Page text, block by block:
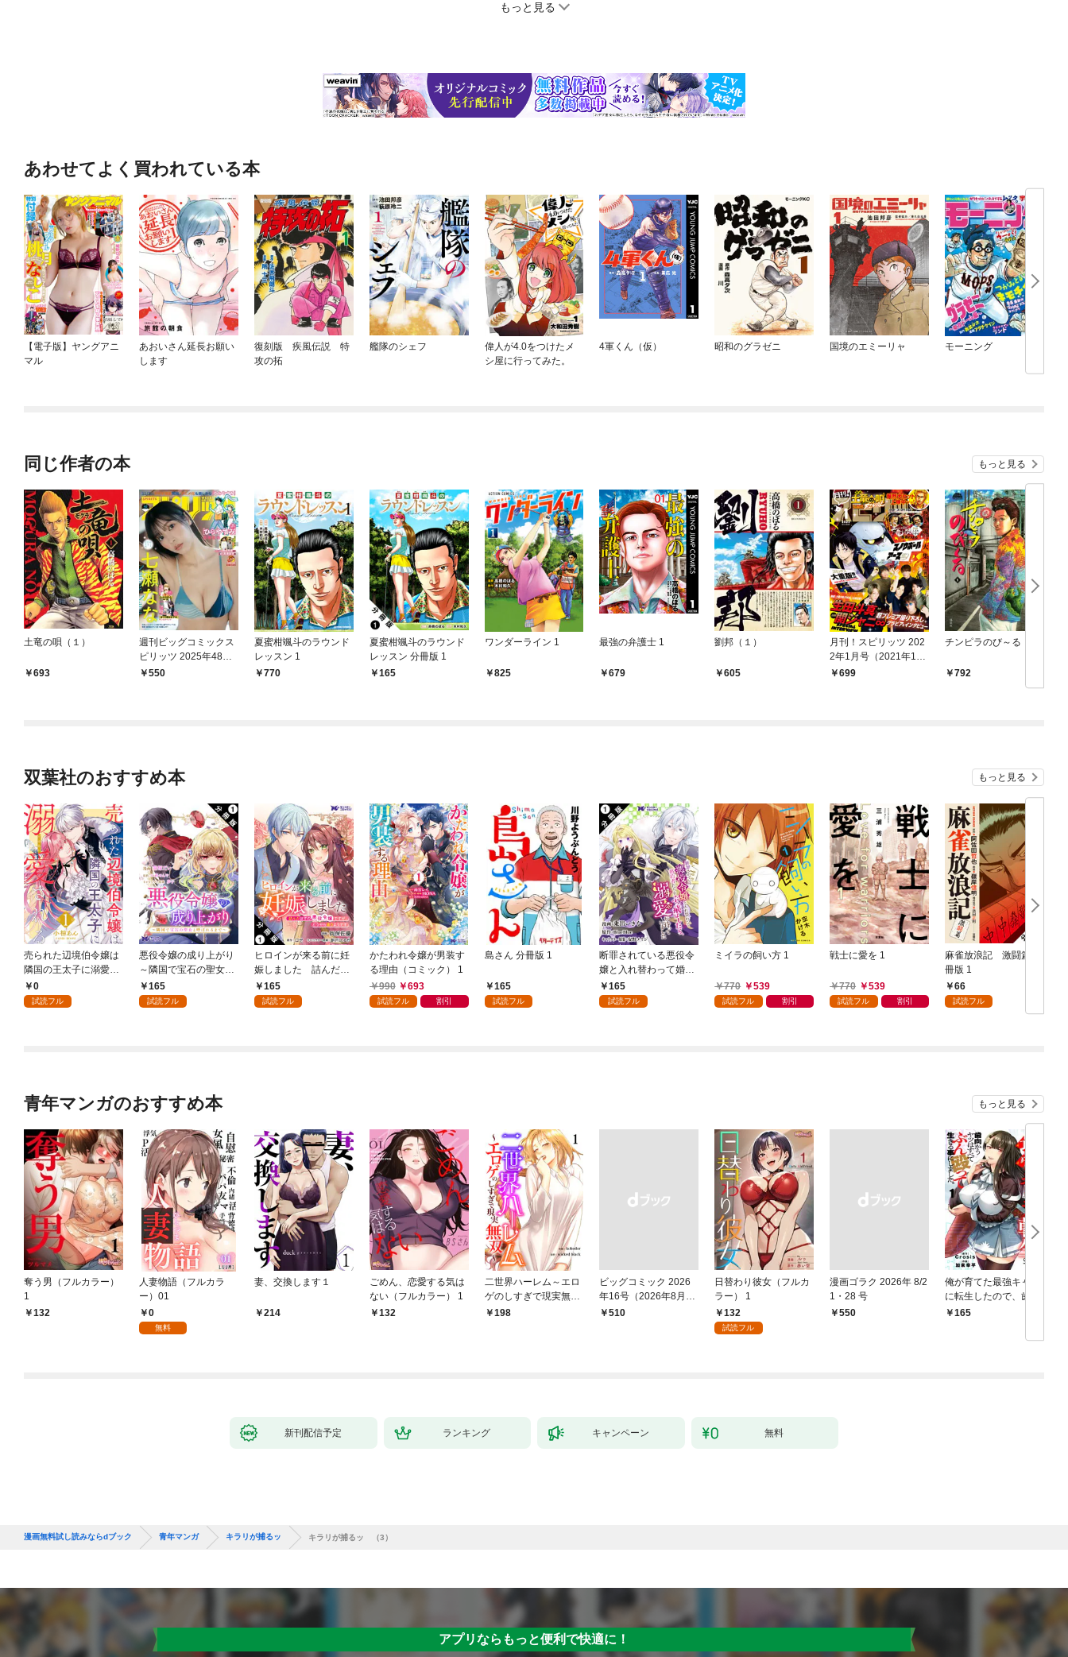
もっと見る
あわせてよく買われている本
【電子版】ヤングアニ
マル
あおいさん延長お願い
します
復刻版 疾風伝説 特
攻の拓
艦隊のシェフ
偉人が4.0をつけたメ
シ屋に行ってみた。
4軍くん（仮） 昭和のグラゼニ 国境のエミーリャ モーニング
同じ作者の本 もっと見る
土竜の唄（１）
693
週刊ビッグコミックス
ピリッツ 2025年48号
【デジタル版限定グラ
550
夏蜜柑颯斗のラウンド
レッスン 1
770
夏蜜柑颯斗のラウンド
レッスン 分冊版 1
165
ワンダーライン 1
825
最強の弁護士 1
679
劉邦（１）
605
月刊！スピリッツ 202
2年1月号（2021年11
月27日発売号）
699
チンピラのび～る
792
双葉社のおすすめ本 もっと見る
売られた辺境伯令嬢は
隣国の王太子に溺愛さ
れる 1
0
試読フル
悪役令嬢の成り上がり
～隣国で宝石の聖女と
呼ばれるまで～（コミ
ック） 分冊版 1
165
試読フル
ヒロインが来る前に妊
娠しました 詰んだは
ずの悪役令嬢ですが、
どうやら違うようです
165
試読フル
かたわれ令嬢が男装す
る理由（コミック） 1
990
693
試読フル 割引
島さん 分冊版 1
165
試読フル
断罪されている悪役令
嬢と入れ替わって婚約
者たちをぶっ飛ばした
ら、溺愛が待っていま
165
試読フル
ミイラの飼い方 1
770 539
試読フル 割引
戦士に愛を 1
770 539
試読フル 割引
麻雀放浪記 激闘篇 分
冊版 1
66
試読フル
青年マンガのおすすめ本 もっと見る
奪う男（フルカラー）
1
132
人妻物語（フルカラ
ー）01
0
無料
妻、交換します１
214
ごめん、恋愛する気は
ない（フルカラー） 1
132
二世界ハーレム～エロ
ゲのしすぎで現実無双
～１198
ビッグコミック 2026
年16号（2026年8月7
日発売）
￥510
日替わり彼女（フルカ
ラー） 1
132
試読フル
漫画ゴラク 2026年 8/2
1・28 号
￥550
俺が育てた最強キャラ
に転生したので、歯向
かうヤツはすべてぶん
165
新刊配信予定 ランキング キャンペーン 無料
漫画無料試し読みならdブック 青年マンガ キラリが捕るッ キラリが捕るッ （3）
アプリならもっと便利で快適に！